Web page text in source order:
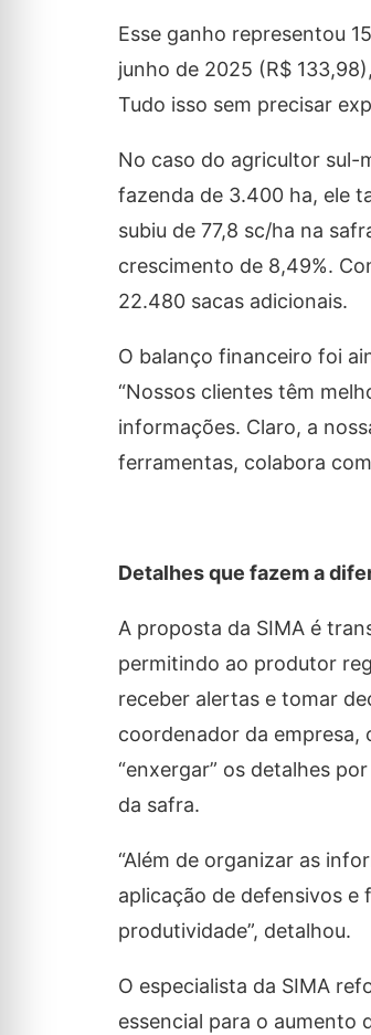
Esse ganho representou
junho de 2025 (R$
Tudo isso sem precisar
No caso do agricultor sul-
fazenda de 3.400 ha, ele
subiu de 77,8 sc/ha na
crescimento de 8,49%.
22.480 sacas adicionais.
O balanço financeiro foi
“Nossos clientes têm
informações. Claro, a
ferramentas, colabora
Detalhes que fazem a
A proposta da SIMA é
permitindo ao produtor
receber alertas e tomar
coordenador da empresa,
“enxergar” os detalhes
da safra.
“Além de organizar as
aplicação de defensivos e
produtividade”, detalhou.
O especialista da SIMA
essencial para o aumento